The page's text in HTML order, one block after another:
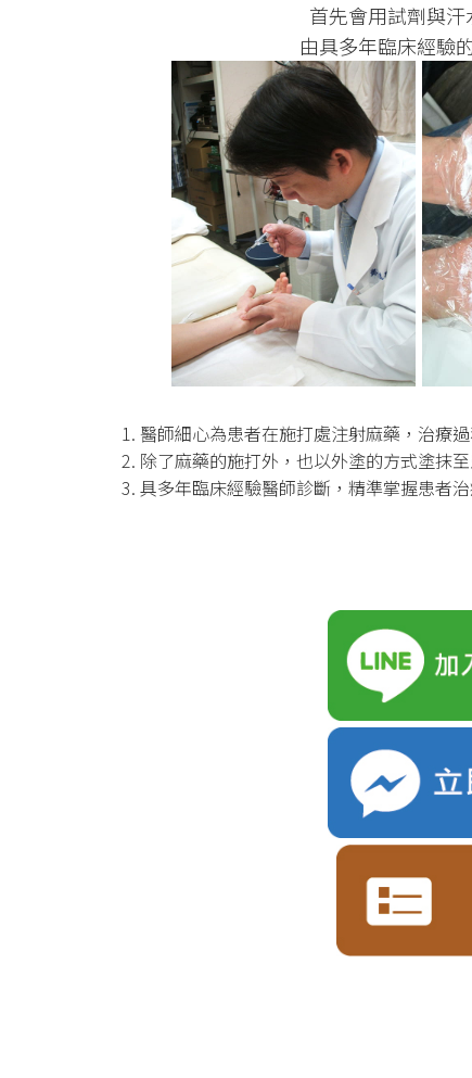
首先會用試劑與
由具多年臨床經驗
1. 醫師細心為患者在施打處注射麻藥，治療
2. 除了麻藥的施打外，也以外塗的方式塗抹
3. 具多年臨床經驗醫師診斷，精準掌握患者